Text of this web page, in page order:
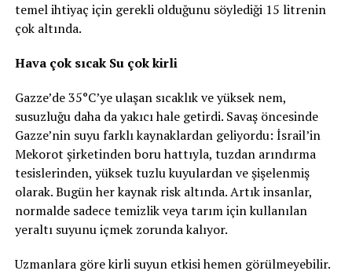
temel ihtiyaç için gerekli olduğunu söylediği 15 litrenin
çok altında.
Hava çok sıcak Su çok kirli
Gazze’de 35°C’ye ulaşan sıcaklık ve yüksek nem,
susuzluğu daha da yakıcı hale getirdi. Savaş öncesinde
Gazze’nin suyu farklı kaynaklardan geliyordu: İsrail’in
Mekorot şirketinden boru hattıyla, tuzdan arındırma
tesislerinden, yüksek tuzlu kuyulardan ve şişelenmiş
olarak. Bugün her kaynak risk altında. Artık insanlar,
normalde sadece temizlik veya tarım için kullanılan
yeraltı suyunu içmek zorunda kalıyor.
Uzmanlara göre kirli suyun etkisi hemen görülmeyebilir.